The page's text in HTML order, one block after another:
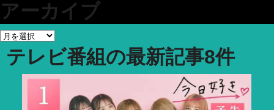
アーカイブ
ア
ーテレビ番組の最新記事8件